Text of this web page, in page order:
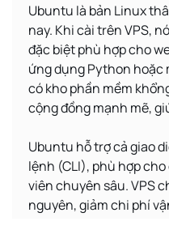
Ubuntu là bản Linux
nay. Khi cài trên VPS,
đặc biệt phù hợp cho
ứng dụng Python hoặc
có kho phần mềm
cộng đồng mạnh mẽ,
Ubuntu hỗ trợ cả giao
lệnh (CLI), phù hợp
viên chuyên sâu. VPS
nguyên, giảm chi phí
cập nhật thường